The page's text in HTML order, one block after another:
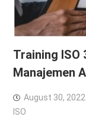
Training ISO
Manajemen
August 30, 2022
ISO